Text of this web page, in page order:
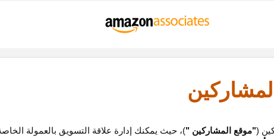
("موقع المشاركين ")، حيث يمكنك إدارة علاقة التسويق بالعمولة